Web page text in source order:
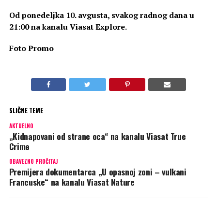
Od ponedeljka 10. avgusta, svakog radnog dana u
21:00 na kanalu Viasat Explore.
Foto Promo
SLIČNE TEME
AKTUELNO
„Kidnapovani od strane oca“ na kanalu Viasat True
Crime
OBAVEZNO PROČITAJ
Premijera dokumentarca „U opasnoj zoni – vulkani
Francuske“ na kanalu Viasat Nature